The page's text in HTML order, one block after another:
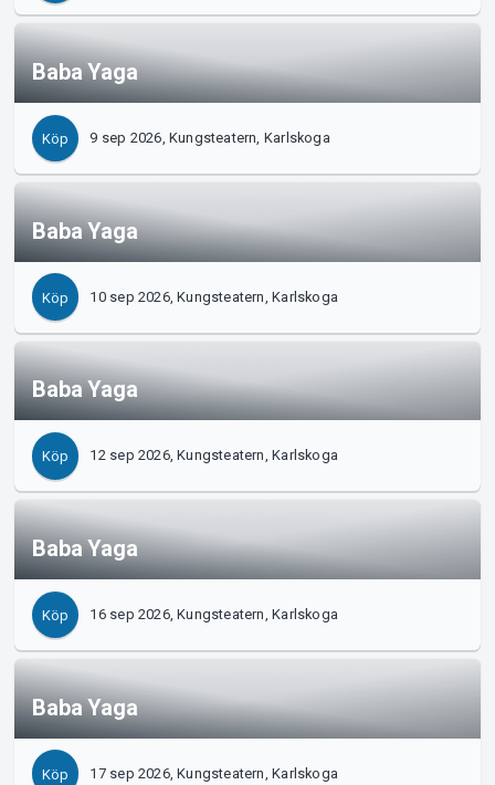
Support
Om Tickster
Baba Yaga
Köp 9 sep 2026, Kungsteatern, Karlskoga
Baba Yaga
Köp 10 sep 2026, Kungsteatern, Karlskoga
Baba Yaga
Köp 12 sep 2026, Kungsteatern, Karlskoga
Baba Yaga
Köp 16 sep 2026, Kungsteatern, Karlskoga
Baba Yaga
Köp 17 sep 2026, Kungsteatern, Karlskoga